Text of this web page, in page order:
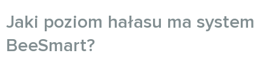
Jaki poziom hałasu ma system
BeeSmart?